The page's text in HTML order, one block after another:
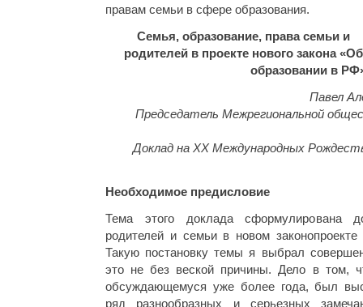
правам семьи в сфере образования.
Семья, образование, права семьи и
родителей в проекте нового закона «Об
образовании в
Павел
Председатель Межрегиональной
Доклад на XX Международных
Необходимое предисловие
Тема этого доклада сформулирована
родителей и семьи в новом
Такую постановку темы я выбрал
это не без веской причины. Дело в том,
обсуждающемуся уже более года, был
ряд разнообразных и серьезных